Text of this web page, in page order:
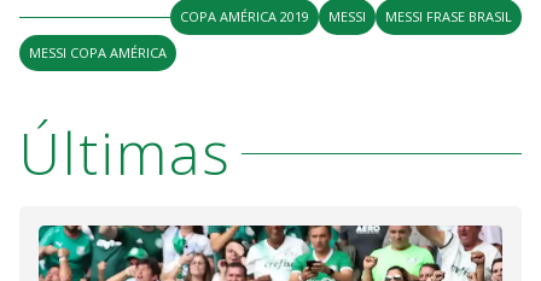
COPA AMÉRICA 2019 MESSI
MESSI FRASE BRASIL
MESSI COPA AMÉRICA
Últimas